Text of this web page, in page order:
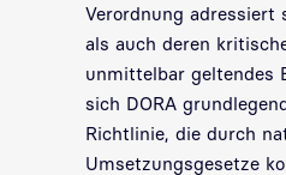
Verordnung adressiert
als auch deren
unmittelbar geltendes
sich DORA
Richtlinie, die durch
Umsetzungsgesetze